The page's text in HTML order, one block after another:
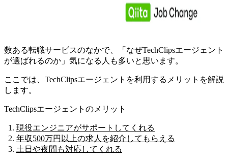
数ある転職サービスのなかで、「なぜTechClipsエージェント
が選ばれるのか」気になる人も多いと思います。
ここでは、TechClipsエージェントを利用するメリットを解説
します。
TechClipsエージェントのメリット
現役エンジニアがサポートしてくれる
年収500万円以上の求人を紹介してもらえる
土日や夜間も対応してくれる